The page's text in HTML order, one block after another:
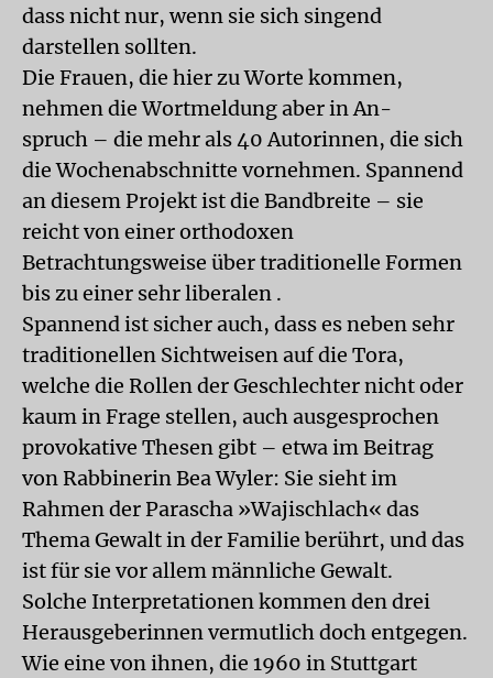
dass nicht nur, wenn sie sich singend
darstellen sollten.
Die Frauen, die hier zu Worte kommen,
nehmen die Wortmeldung aber in An-
spruch – die mehr als 40 Autorinnen, die sich
die Wochenabschnitte vornehmen. Spannend
an diesem Projekt ist die Bandbreite – sie
reicht von einer orthodoxen
Betrachtungsweise über traditionelle Formen
bis zu einer sehr liberalen .
Spannend ist sicher auch, dass es neben sehr
traditionellen Sichtweisen auf die Tora,
welche die Rollen der Geschlechter nicht oder
kaum in Frage stellen, auch ausgesprochen
provokative Thesen gibt – etwa im Beitrag
von Rabbinerin Bea Wyler: Sie sieht im
Rahmen der Parascha »Wajischlach« das
Thema Gewalt in der Familie berührt, und das
ist für sie vor allem männliche Gewalt.
Solche Interpretationen kommen den drei
Herausgeberinnen vermutlich doch entgegen.
Wie eine von ihnen, die 1960 in Stuttgart